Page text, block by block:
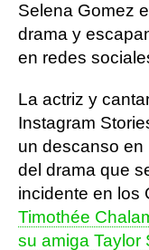
Selena Gomez
drama y
en redes
La actriz y
Instagram
un descanso en
del drama que
incidente en los
Timothée
su amiga Taylor